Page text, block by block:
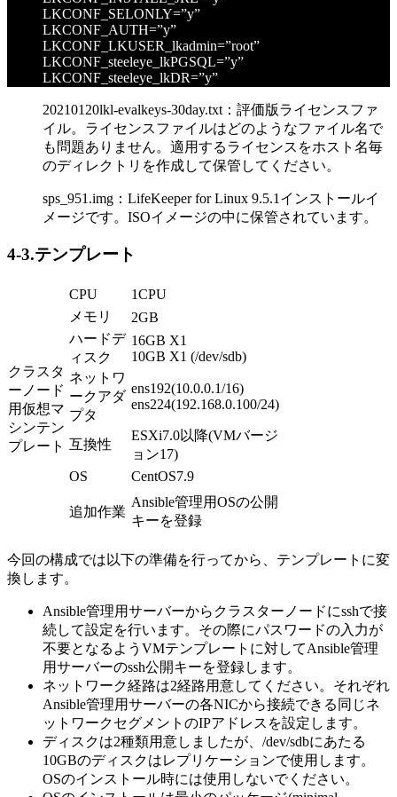
LKCONF_SELONLY=”y”
LKCONF_AUTH=”y”
LKCONF_LKUSER_lkadmin=”root”
LKCONF_steeleye_lkPGSQL=”y”
LKCONF_steeleye_lkDR=”y”
20210120lkl-evalkeys-30day.txt：評価版ライセンスファ
イル。ライセンスファイルはどのようなファイル名で
も問題ありません。適用するライセンスをホスト名毎
のディレクトリを作成して保管してください。
sps_951.img：LifeKeeper for Linux 9.5.1インストールイ
メージです。ISOイメージの中に保管されています。
4-3.テンプレート
クラスタ
ーノード
用仮想マ
シンテン
プレート
CPU
1CPU
メモリ
2GB
ハードデ
ィスク
16GB X1
10GB X1 (/dev/sdb)
ネットワ
ークアダ
プタ
ens192(10.0.0.1/16)
ens224(192.168.0.100/24)
互換性
ESXi7.0以降(VMバージ
ョン17)
OS
CentOS7.9
追加作業
Ansible管理用OSの公開
キーを登録
今回の構成では以下の準備を行ってから、テンプレートに変
換します。
Ansible管理用サーバーからクラスターノードにsshで接
続して設定を行います。その際にパスワードの入力が
不要となるようVMテンプレートに対してAnsible管理
用サーバーのssh公開キーを登録します。
ネットワーク経路は2経路用意してください。それぞれ
Ansible管理用サーバーの各NICから接続できる同じネ
ットワークセグメントのIPアドレスを設定します。
ディスクは2種類用意しましたが、/dev/sdbにあたる
10GBのディスクはレプリケーションで使用します。
OSのインストール時には使用しないでください。